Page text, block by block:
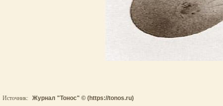
Источник: Журнал "Тонос" © (https://tonos.ru)